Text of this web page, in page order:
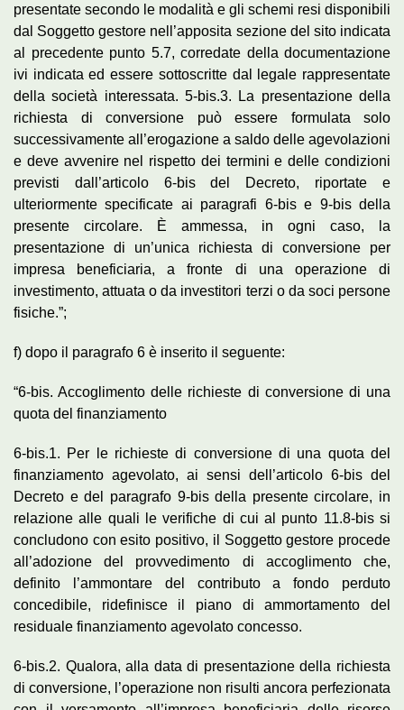
presentate secondo le modalità e gli schemi resi disponibili
dal Soggetto gestore nell’apposita sezione del sito indicata
al precedente punto 5.7, corredate della documentazione
ivi indicata ed essere sottoscritte dal legale rappresentate
della società interessata. 5-bis.3. La presentazione della
richiesta di conversione può essere formulata solo
successivamente all’erogazione a saldo delle agevolazioni
e deve avvenire nel rispetto dei termini e delle condizioni
previsti dall’articolo 6-bis del Decreto, riportate e
ulteriormente specificate ai paragrafi 6-bis e 9-bis della
presente circolare. È ammessa, in ogni caso, la
presentazione di un’unica richiesta di conversione per
impresa beneficiaria, a fronte di una operazione di
investimento, attuata o da investitori terzi o da soci persone
fisiche.”;
f) dopo il paragrafo 6 è inserito il seguente:
“6-bis. Accoglimento delle richieste di conversione di una
quota del finanziamento
6-bis.1. Per le richieste di conversione di una quota del
finanziamento agevolato, ai sensi dell’articolo 6-bis del
Decreto e del paragrafo 9-bis della presente circolare, in
relazione alle quali le verifiche di cui al punto 11.8-bis si
concludono con esito positivo, il Soggetto gestore procede
all’adozione del provvedimento di accoglimento che,
definito l’ammontare del contributo a fondo perduto
concedibile, ridefinisce il piano di ammortamento del
residuale finanziamento agevolato concesso.
6-bis.2. Qualora, alla data di presentazione della richiesta
di conversione, l’operazione non risulti ancora perfezionata